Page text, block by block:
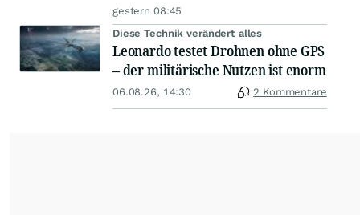
gestern 08:45
Diese Technik verändert alles
Leonardo testet Drohnen ohne GPS
– der militärische Nutzen ist enorm
06.08.26, 14:30 2 Kommentare